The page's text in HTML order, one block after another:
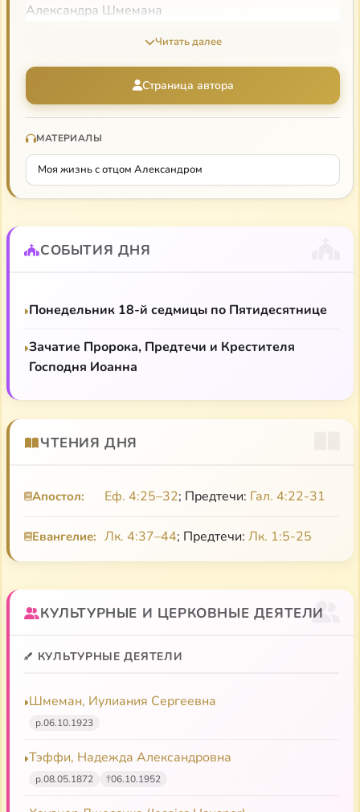
Александра Шмемана
Читать далее
Страница автора
МАТЕРИАЛЫ
Моя жизнь с отцом Александром
СОБЫТИЯ ДНЯ
Понедельник 18-й седмицы по Пятидесятнице
Зачатие Пророка, Предтечи и Крестителя
Господня Иоанна
ЧТЕНИЯ ДНЯ
Апостол: Еф. 4:25–32; Предтечи: Гал. 4:22-31
Евангелие: Лк. 4:37–44; Предтечи: Лк. 1:5-25
КУЛЬТУРНЫЕ И ЦЕРКОВНЫЕ ДЕЯТЕЛИ
КУЛЬТУРНЫЕ ДЕЯТЕЛИ
Шмеман, Иулиания Сергеевна
р.06.10.1923
Тэффи, Надежда Александровна
р.08.05.1872 †06.10.1952